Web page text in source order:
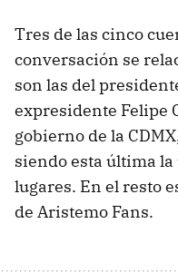
Tres de las cinco
conversación se
son las del
expresidente Felipe
gobierno de la
siendo esta última
lugares. En el resto
de Aristemo Fans.